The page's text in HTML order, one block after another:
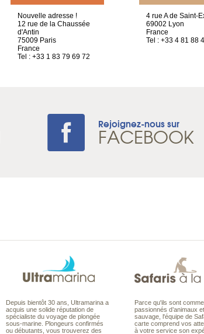
Nouvelle adresse !
12 rue de la Chaussée
d'Antin
75009 Paris
France
Tel : +33 1 83 79 69 72
4 rue A de Saint-
69002 Lyon
France
Tel : +33 4 81 88
Rejoignez-nous sur
FACEBOOK
Depuis bientôt 30 ans, Ultramarina a
acquis une solide réputation de
spécialiste du voyage de plongée
sous-marine. Plongeurs confirmés
ou débutants, vous trouverez des
Parce qu'ils sont
passionnés d’animaux
sauvage, l'équipe de
carte comprend vos
à votre service son